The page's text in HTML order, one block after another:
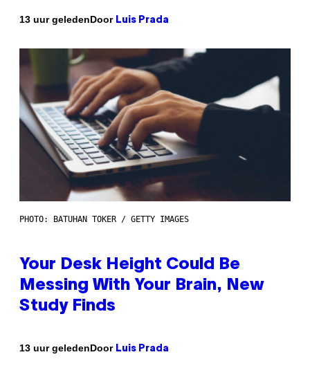
13 uur geledenDoor Luis Prada
PHOTO: BATUHAN TOKER / GETTY IMAGES
Your Desk Height Could Be
Messing With Your Brain, New
Study Finds
13 uur geledenDoor Luis Prada